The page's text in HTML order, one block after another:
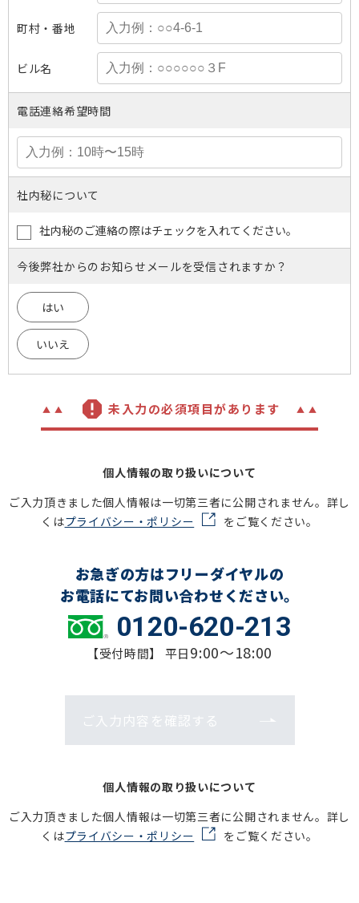
町村・番地
ビル名
電話連絡希望時間
社内秘について
社内秘のご連絡の際はチェックを入れてください。
今後弊社からのお知らせメールを受信されますか？
はい
いいえ
未入力の必須項目があります
個人情報の取り扱いについて
ご入力頂きました個人情報は一切第三者に公開されません。詳し
くはプライバシー・ポリシー をご覧ください。
お急ぎの方はフリーダイヤルの
お電話にてお問い合わせください。
0120-620-213
【受付時間】 平日9:00～18:00
ご入力内容を確認する
個人情報の取り扱いについて
ご入力頂きました個人情報は一切第三者に公開されません。詳し
くはプライバシー・ポリシー をご覧ください。